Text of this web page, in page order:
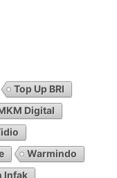
Top Up BRI
Digital
Warmindo
Infak